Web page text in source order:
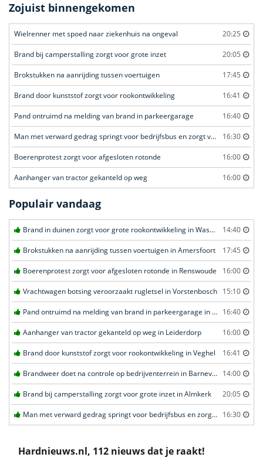
Zojuist binnengekomen
Wielrenner met spoed naar ziekenhuis na ongeval 20:25
Brand bij camperstalling zorgt voor grote inzet 20:05
Brokstukken na aanrijding tussen voertuigen 17:45
Brand door kunststof zorgt voor rookontwikkeling 16:41
Pand ontruimd na melding van brand in parkeergarage 16:40
Man met verward gedrag springt voor bedrijfsbus en zorgt voor opschudding 16:30
Boerenprotest zorgt voor afgesloten rotonde 16:00
Aanhanger van tractor gekanteld op weg 16:00
Populair vandaag
Brand in duinen zorgt voor grote rookontwikkeling in Wassenaar 14:40
Brokstukken na aanrijding tussen voertuigen in Amersfoort 17:45
Boerenprotest zorgt voor afgesloten rotonde in Renswoude 16:00
Vrachtwagen botsing veroorzaakt rugletsel in Vorstenbosch 15:10
Pand ontruimd na melding van brand in parkeergarage in Leeuwarden 16:40
Aanhanger van tractor gekanteld op weg in Leiderdorp 16:00
Brand door kunststof zorgt voor rookontwikkeling in Veghel 16:41
Brandweer doet na controle op bedrijventerrein in Barneveld 14:00
Brand bij camperstalling zorgt voor grote inzet in Almkerk 20:05
Man met verward gedrag springt voor bedrijfsbus en zorgt voor opschudding in Veghel 16:30
Hardnieuws.nl, 112 nieuws dat je raakt!